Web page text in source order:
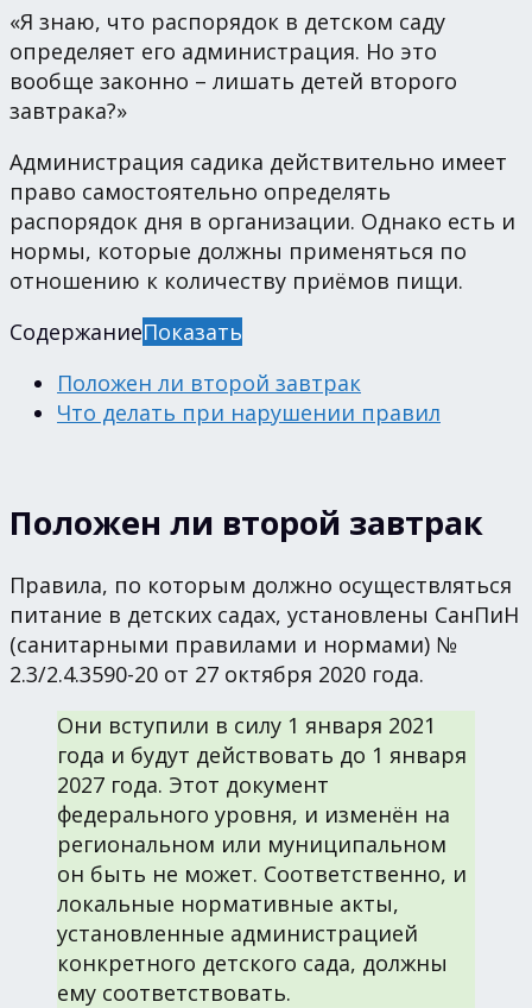
«Я знаю, что распорядок в детском саду
определяет его администрация. Но это
вообще законно – лишать детей второго
завтрака?»
Администрация садика действительно имеет
право самостоятельно определять
распорядок дня в организации. Однако есть и
нормы, которые должны применяться по
отношению к количеству приёмов пищи.
СодержаниеПоказать
Положен ли второй завтрак
Что делать при нарушении правил
Положен ли второй завтрак
Правила, по которым должно осуществляться
питание в детских садах, установлены СанПиН
(санитарными правилами и нормами) №
2.3/2.4.3590-20 от 27 октября 2020 года.
Они вступили в силу 1 января 2021
года и будут действовать до 1 января
2027 года. Этот документ
федерального уровня, и изменён на
региональном или муниципальном
он быть не может. Соответственно, и
локальные нормативные акты,
установленные администрацией
конкретного детского сада, должны
ему соответствовать.